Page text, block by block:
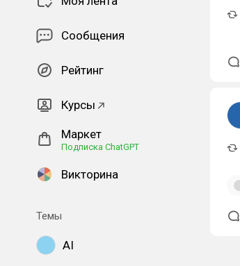
Сообщения
Рейтинг
Курсы
Маркет
Подписка ChatGPT
Викторина
Темы
AI